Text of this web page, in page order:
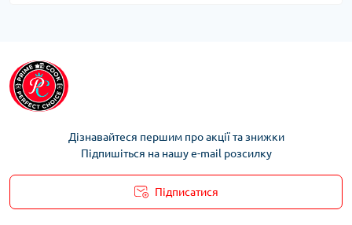
Дізнавайтеся першим про акції та знижки
Підпишіться на нашу e-mail розсилку
Підписатися